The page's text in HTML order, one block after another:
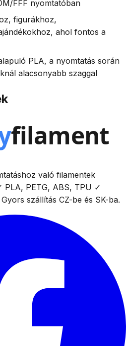
FFF nyomtatóban
figurákhoz,
ahol fontos a
PLA, a nyomtatás során
alacsonyabb szaggal
való filamentek
PLA, PETG, ABS, TPU ✓
szállítás CZ-be és SK-ba.